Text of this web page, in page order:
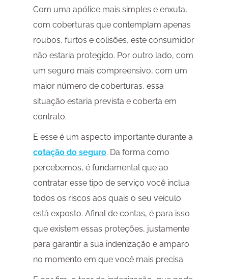
Com uma apólice mais simples e enxuta,
com coberturas que contemplam apenas
roubos, furtos e colisões, este consumidor
não estaria protegido. Por outro lado, com
um seguro mais compreensivo, com um
maior número de coberturas, essa
situação estaria prevista e coberta em
contrato.
E esse é um aspecto importante durante a
cotação do seguro. Da forma como
percebemos, é fundamental que ao
contratar esse tipo de serviço você inclua
todos os riscos aos quais o seu veículo
está exposto. Afinal de contas, é para isso
que existem essas proteções, justamente
para garantir a sua indenização e amparo
no momento em que você mais precisa.